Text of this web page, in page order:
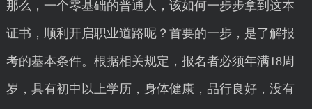
那么，一个零基础的普通人，该如何一步步拿到这本
证书，顺利开启职业道路呢？首要的一步，是了解报
考的基本条件。根据相关规定，报名者必须年满18周
岁，具有初中以上学历，身体健康，品行良好，没有